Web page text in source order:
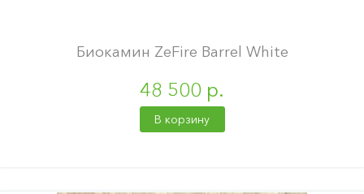
Биокамин ZeFire Barrel White
48 500 р.
В корзину